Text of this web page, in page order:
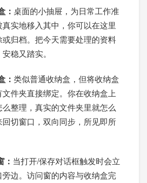
： 桌面的小抽屉，为日常工作准
实地移入其中，你可以在这里
归档。把今天需要处理的资料
稳又踏实。
： 类似普通收纳盒，但将收纳盒
件夹直接绑定。你在收纳盒上
整理，真实的文件夹里就怎么
切窗口，双向同步，所见即所
： 当打开/保存对话框触发时会立
边。访问窗的内容与收纳盒完